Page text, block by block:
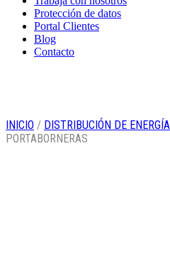
Protección de datos
Portal Clientes
Blog
Contacto
INICIO / DISTRIBUCIÓN DE ENERGÍA
PORTABORNERAS